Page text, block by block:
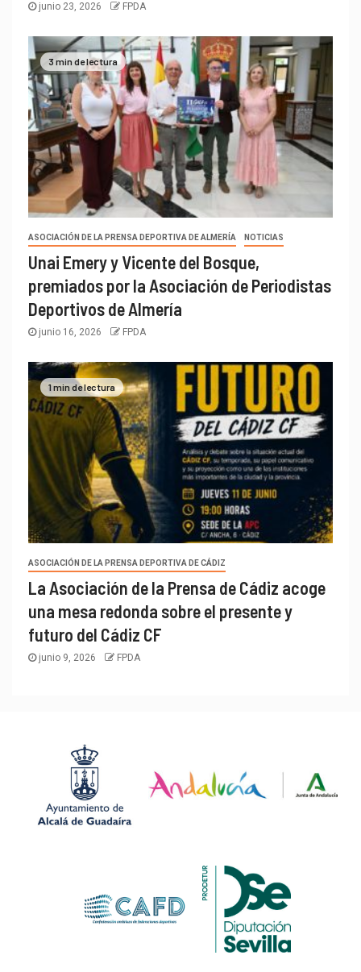
junio 23, 2026 FPDA
3 min de lectura
ASOCIACIÓN DE LA PRENSA DEPORTIVA DE ALMERÍA NOTICIAS
Unai Emery y Vicente del Bosque,
premiados por la Asociación de Periodistas
Deportivos de Almería
junio 16, 2026 FPDA
1 min de lectura
ASOCIACIÓN DE LA PRENSA DEPORTIVA DE CÁDIZ
La Asociación de la Prensa de Cádiz acoge
una mesa redonda sobre el presente y
futuro del Cádiz CF
junio 9, 2026 FPDA